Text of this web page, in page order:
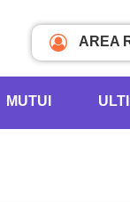
AREA
MUTUI